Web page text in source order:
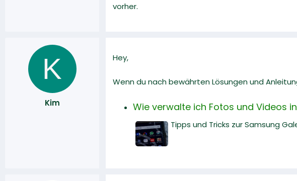
vorher.
K
Kim
Hey,
Wenn du nach bewährten Lösungen und
Wie verwalte ich Fotos und Videos
Tipps und Tricks zur Samsung